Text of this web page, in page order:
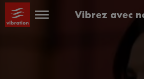
Vibrez avec